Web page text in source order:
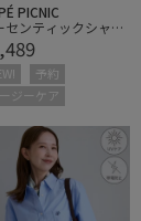
PICNIC
センティックシャ
ケア・イージーケ
リンクコーデ
予約
ジーケア